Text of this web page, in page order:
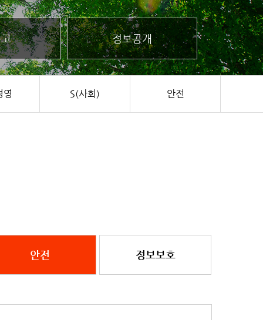
정보공개
영 S(사회) 안전
안전 정보보호